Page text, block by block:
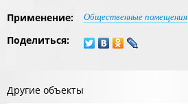
Применение: Общественные помещения
Поделиться:
Другие объекты